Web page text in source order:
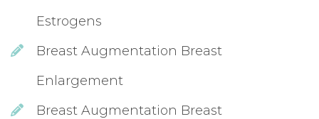
Estrogen
Breast Augmentation Breast
Enlargement
Breast Augmentation Breast